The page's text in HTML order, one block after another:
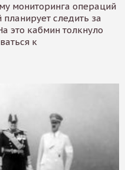
мониторинга операций
следить за
это кабмин толкнуло
к